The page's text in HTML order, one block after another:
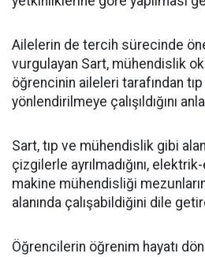
Ailelerin de tercih sürecinde
vurgulayan Sart, mühendislik
öğrencinin aileleri tarafından
yönlendirilmeye çalışıldığını
Sart, tıp ve mühendislik gibi
çizgilerle ayrılmadığını,
makine mühendisliği
alanında çalışabildiğini dile
Öğrencilerin öğrenim hayatı